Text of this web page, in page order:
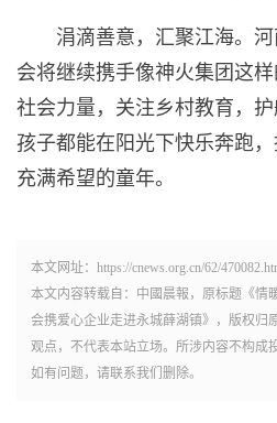
涓滴善意，汇聚江海。
会将继续携手像神火集团这
社会力量，关注乡村教育，
孩子都能在阳光下快乐奔跑
充满希望的童年。
本文网址：https://cnews.org.cn/62/
本文内容转载自：中國晨報，原标题《情
会携爱心企业走进永城薛湖镇》，版权归
观点，不代表本站立场。所涉内容不构成
如有问题，请联系我们删除。